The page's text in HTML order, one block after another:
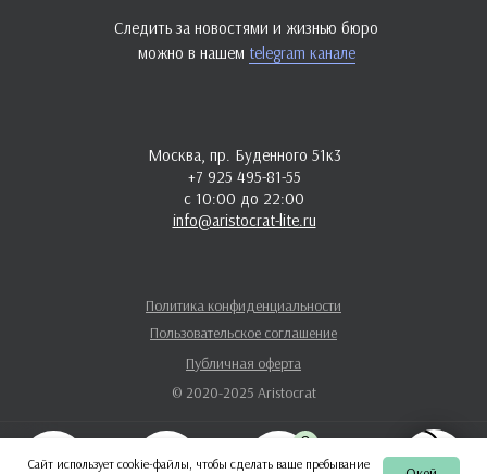
0
Сайт использует cookie-файлы, чтобы сделать ваше пребывание
Москва, пр. Буденного 51к3
+7 925 495-81-55
с 10:00 до 22:00
info@aristocrat-lite.ru
© 2020-2025 Aristocrat
Публичная оферта
Пользовательское соглашение
Политика конфиденциальности
Следить за новостями и жизнью бюро
можно в нашем telegram канале